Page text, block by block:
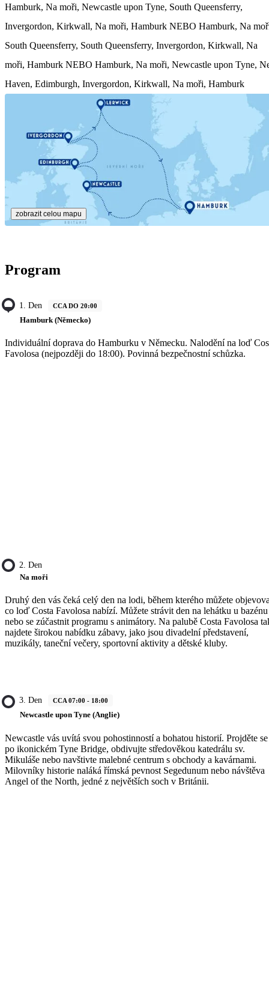
Hamburk, Na moři, Newcastle upon Tyne, South Queensferry,
Invergordon, Kirkwall, Na moři, Hamburk NEBO Hamburk, Na
South Queensferry, South Queensferry, Invergordon, Kirkwall, Na
moři, Hamburk NEBO Hamburk, Na moři, Newcastle upon Tyne,
Haven, Edimburgh, Invergordon, Kirkwall, Na moři, Hamburk
zobrazit celou mapu
Program
1. Den CCA DO 20:00
Hamburk (Německo)
Individuální doprava do Hamburku v Německu. Nalodění na loď
Favolosa (nejpozději do 18:00). Povinná bezpečnostní schůzka.
2. Den
Na moři
Druhý den vás čeká celý den na lodi, během kterého můžete
co loď Costa Favolosa nabízí. Můžete strávit den na lehátku u bazénu
nebo se zúčastnit programu s animátory. Na palubě Costa Favolosa
najdete širokou nabídku zábavy, jako jsou divadelní představení,
muzikály, taneční večery, sportovní aktivity a dětské kluby.
3. Den CCA 07:00 - 18:00
Newcastle upon Tyne (Anglie)
Newcastle vás uvítá svou pohostinností a bohatou historií. Projděte se
po ikonickém Tyne Bridge, obdivujte středověkou katedrálu sv.
Mikuláše nebo navštivte malebné centrum s obchody a kavárnami.
Milovníky historie naláká římská pevnost Segedunum nebo návštěva
Angel of the North, jedné z největších soch v Británii.